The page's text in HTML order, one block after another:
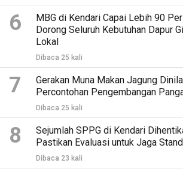
6
MBG di Kendari Capai Lebih 90
Dorong Seluruh Kebutuhan Dapur
Lokal
Dibaca 25 kali
7
Gerakan Muna Makan Jagung
Percontohan Pengembangan
Dibaca 25 kali
8
Sejumlah SPPG di Kendari
Pastikan Evaluasi untuk Jaga
Dibaca 23 kali